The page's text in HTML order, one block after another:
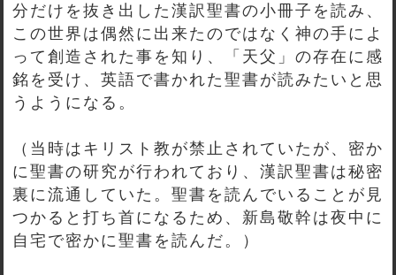
分だけを抜き出した漢訳聖書の小冊子を読み、
この世界は偶然に出来たのではなく神の手によ
って創造された事を知り、「天父」の存在に感
銘を受け、英語で書かれた聖書が読みたいと思
うようになる。
（当時はキリスト教が禁止されていたが、密か
に聖書の研究が行われており、漢訳聖書は秘密
裏に流通していた。聖書を読んでいることが見
つかると打ち首になるため、新島敬幹は夜中に
自宅で密かに聖書を読んだ。）